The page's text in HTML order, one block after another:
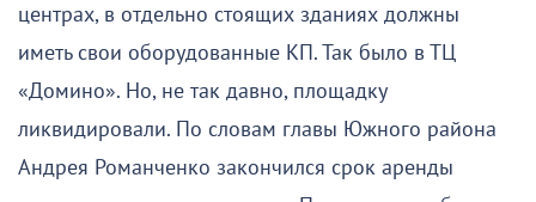
центрах, в отдельно стоящих зданиях должны
иметь свои оборудованные КП. Так было в ТЦ
«Домино». Но, не так давно, площадку
ликвидировали. По словам главы Южного района
Андрея Романченко закончился срок аренды